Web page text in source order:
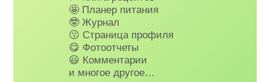
🤩 Планер питания
🤓 Журнал
😗 Страница профиля
😋 Фотоотчеты
😃 Комментарии
и многое другое…